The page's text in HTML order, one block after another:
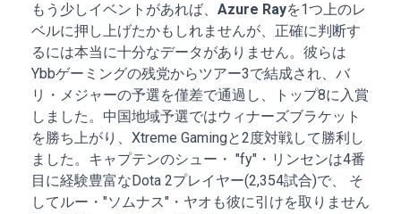
もう少しイベントがあれば、 Azure Rayを1つ上のレ
ベルに押し上げたかもしれませんが、正確に判断す
るには本当に十分なデータがありません。彼らは
Ybbゲーミングの残党からツアー3で結成され、バ
リ・メジャーの予選を僅差で通過し、トップ8に入賞
しました。中国地域予選ではウィナーズブラケット
を勝ち上がり、Xtreme Gamingと2度対戦して勝利し
ました。キャプテンのシュー・ "fy"・リンセンは4番
目に経験豊富なDota 2プレイヤー(2,354試合)で、 そ
してルー・"ソムナス"・ヤオも彼に引けを取りません